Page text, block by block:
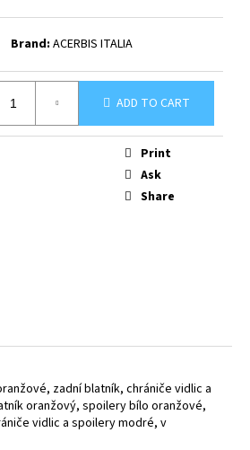
Brand:ACERBIS ITALIA
ADD TO CART
Print
Ask
Share
zadní blatník, chrániče vidlic a
oranžový, spoilery bílo oranžové,
vidlic a spoilery modré, v